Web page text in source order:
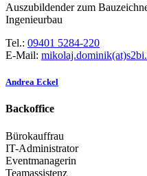
Auszubildender zum
Ingenieurbau
Tel.: 09401 5284-220
E-Mail:
Andrea Eckel
Backoffice
Bürokauffrau
IT-Administrator
Eventmanagerin
Teamassistenz